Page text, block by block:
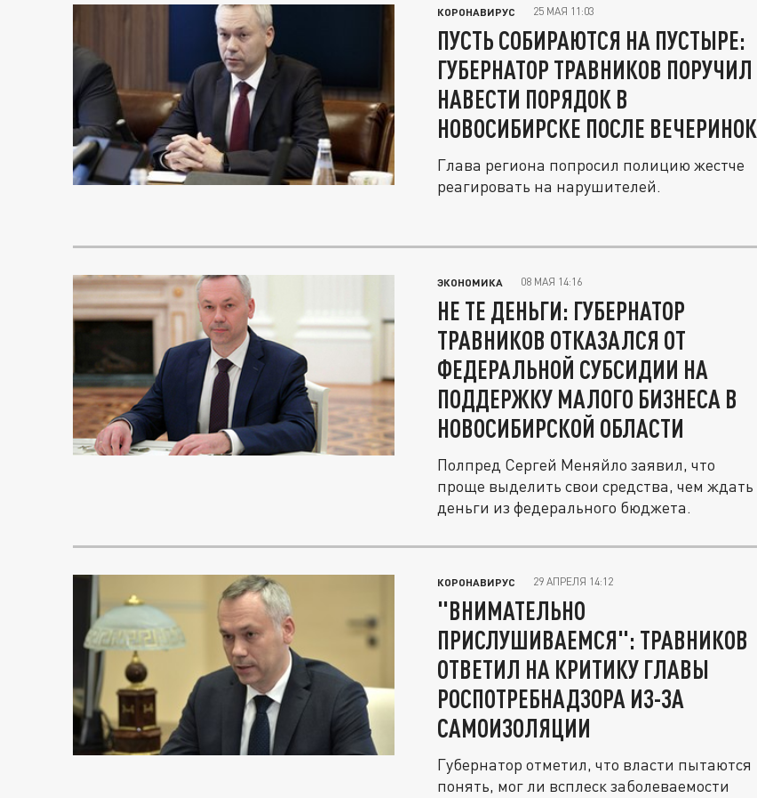
КОРОНАВИРУС 25 МАЯ 11:03
ПУСТЬ СОБИРАЮТСЯ НА ПУСТЫРЕ:
ГУБЕРНАТОР ТРАВНИКОВ ПОРУЧИЛ
НАВЕСТИ ПОРЯДОК В
НОВОСИБИРСКЕ ПОСЛЕ ВЕЧЕРИНОК
Глава региона попросил полицию жестче
реагировать на нарушителей.
ЭКОНОМИКА 08 МАЯ 14:16
НЕ ТЕ ДЕНЬГИ: ГУБЕРНАТОР
ТРАВНИКОВ ОТКАЗАЛСЯ ОТ
ФЕДЕРАЛЬНОЙ СУБСИДИИ НА
ПОДДЕРЖКУ МАЛОГО БИЗНЕСА В
НОВОСИБИРСКОЙ ОБЛАСТИ
Полпред Сергей Меняйло заявил, что
проще выделить свои средства, чем ждать
деньги из федерального бюджета.
КОРОНАВИРУС 29 АПРЕЛЯ 14:12
"ВНИМАТЕЛЬНО
ПРИСЛУШИВАЕМСЯ": ТРАВНИКОВ
ОТВЕТИЛ НА КРИТИКУ ГЛАВЫ
РОСПОТРЕБНАДЗОРА ИЗ-ЗА
САМОИЗОЛЯЦИИ
Губернатор отметил, что власти пытаются
понять, мог ли всплеск заболеваемости